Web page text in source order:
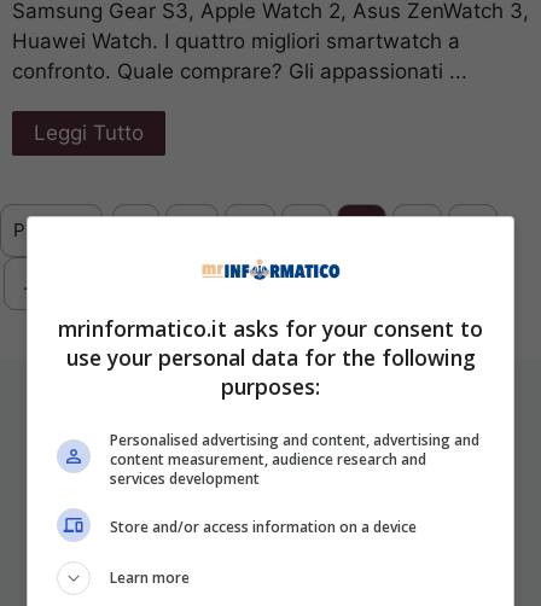
Samsung Gear S3, Apple Watch 2, Asus ZenWatch 3,
Huawei Watch. I quattro migliori smartwatch a
confronto. Quale comprare? Gli appassionati ...
Leggi Tutto
Previous
…
mrinformatico.it asks for your consent to
use your personal data for the following
purposes:
Personalised advertising and content, advertising and
content measurement, audience research and
services development
Store and/or access information on a device
Learn more